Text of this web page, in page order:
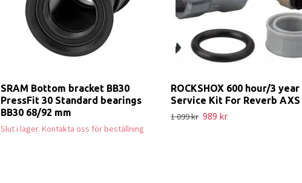
SRAM Bottom bracket BB30
PressFit 30 Standard bearings
BB30 68/92 mm
Slut i lager. Kontakta oss för beställning
ROCKSHOX 600 hour/3 year
Service Kit For Reverb AXS
1 099 kr 989 kr